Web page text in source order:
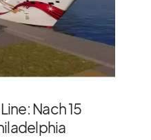
Nach 15